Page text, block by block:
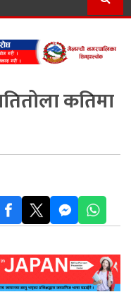
कतिमा